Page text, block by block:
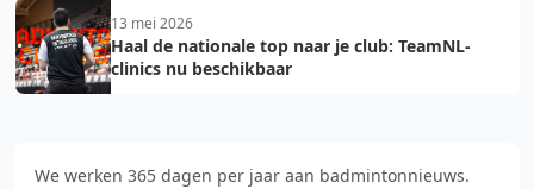
13 mei 2026
Haal de nationale top naar je club: TeamNL-
clinics nu beschikbaar
We werken 365 dagen per jaar aan badmintonnieuws.